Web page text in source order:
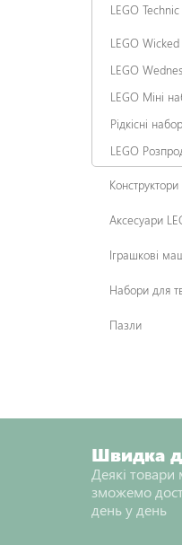
LEGO Technic
LEGO Wicked
LEGO
LEGO Міні
Рідкісні
LEGO
Конструктори
Аксесуари
Іграшкові
Набори для
Пазли
Швидка
Деякі товари
зможемо
день у день